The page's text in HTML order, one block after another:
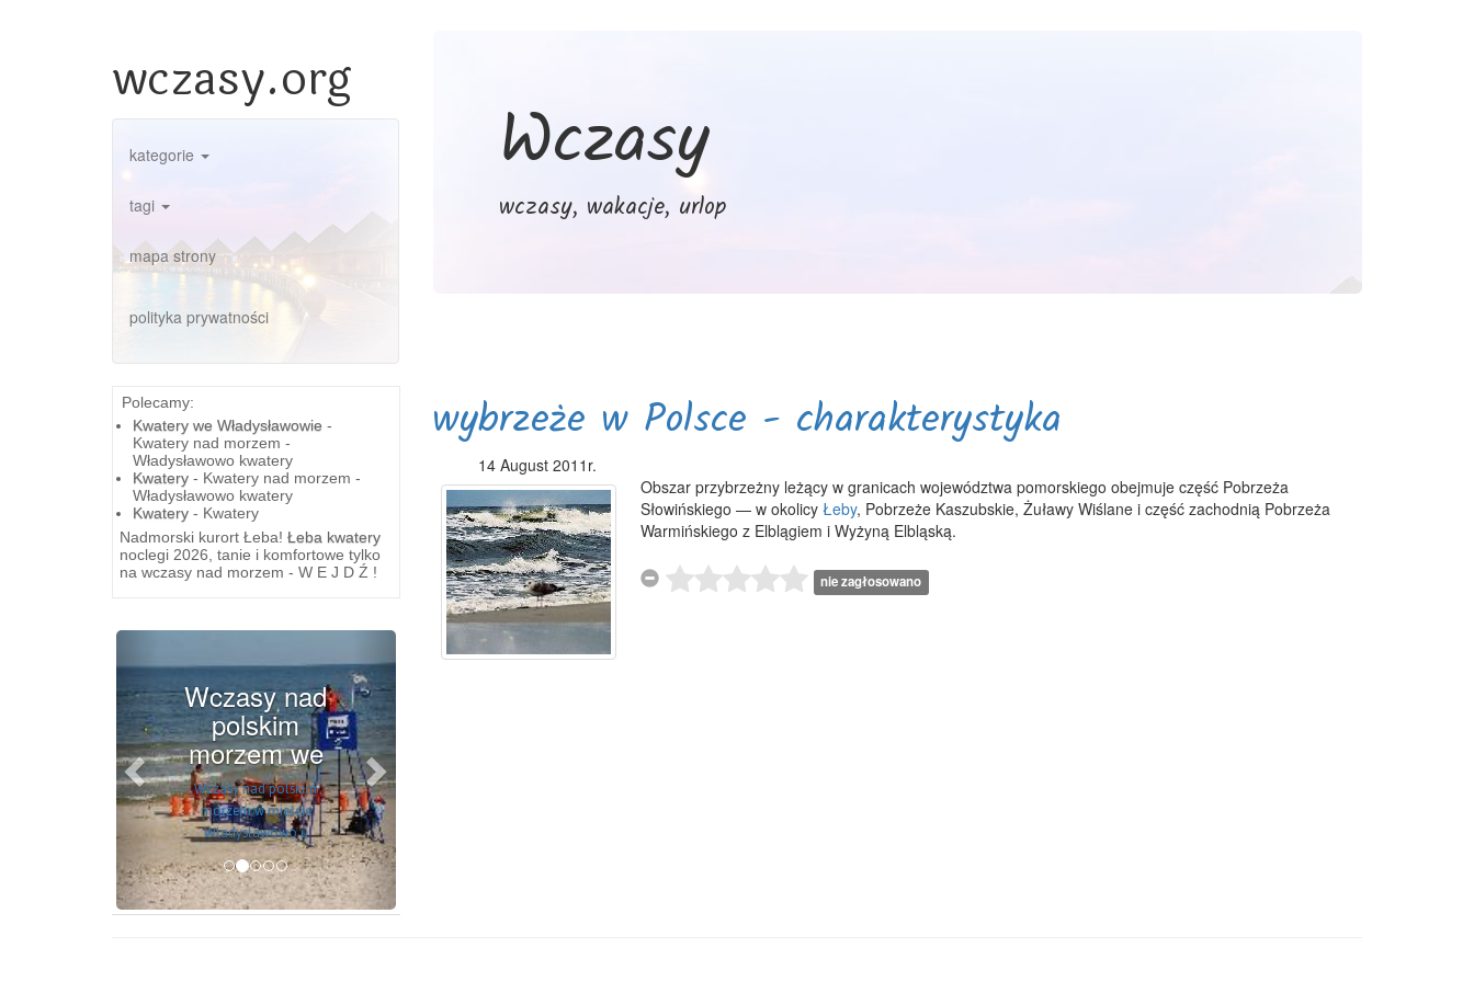
wczasy.org
kategorie
tagi
mapa strony
polityka prywatności
Polecamy:
Kwatery we Władysławowie -
Kwatery nad morzem -
Władysławowo kwatery
Kwatery - Kwatery nad morzem -
Władysławowo kwatery
Kwatery - Kwatery
Nadmorski kurort Łeba! Łeba kwatery
noclegi 2026, tanie i komfortowe tylko
na wczasy nad morzem - W E J D Ź !
Wczasy nad
polskim
morzem we
Wczasy nad polskim
morzem w mieście
Władysławowo u
Next
Wczasy
wczasy, wakacje, urlop
wybrzeże w Polsce - charakterystyka
14 August 2011r.
Obszar przybrzeżny leżący w granicach województwa pomorskiego obejmuje część Pobrzeża
Słowińskiego — w okolicy Łeby, Pobrzeże Kaszubskie, Żuławy Wiślane i część zachodnią Pobrzeża
Warmińskiego z Elblągiem i Wyżyną Elbląską.
nie zagłosowano